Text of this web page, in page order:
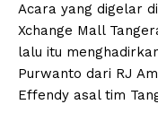
Acara yang digelar
Xchange Mall
lalu itu
Purwanto dari RJ
Effendy asal tim